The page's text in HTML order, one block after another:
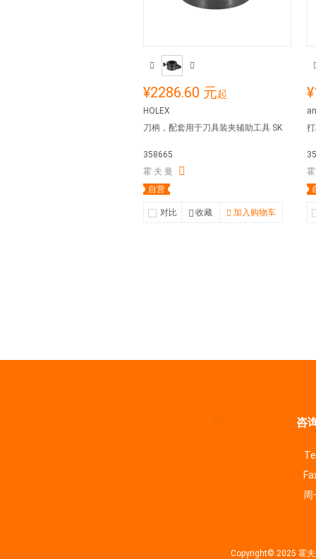
¥2286.60 元起
HOLEX
刀柄，配套用于刀具装夹辅助工具 SK
358665
霍 夫 曼
自营
对比 收藏 加入购物车
咨
Copyright© 2025 霍